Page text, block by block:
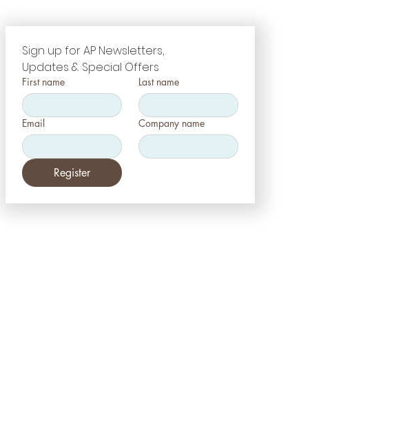
Sign up for AP Newsletters,
Updates & Special Offers
First name Last name
Email Company name
Register